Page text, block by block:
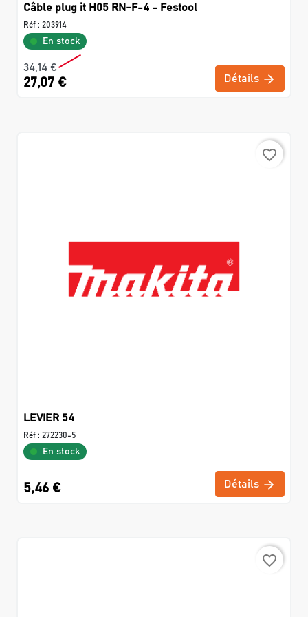
Câble plug it H05 RN-F-4 - Festool
Réf : 203914
En stock
34,14 €
27,07 € Détails
favorite_border
LEVIER 54
Réf : 272230-5
En stock
5,46 € Détails
favorite_border